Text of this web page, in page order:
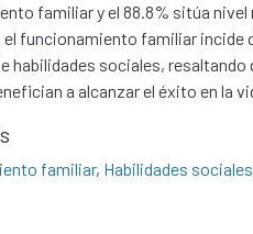
familiar y el 88.8% sitúa nivel
funcionamiento familiar incide
habilidades sociales,
a alcanzar el éxito en la
familiar, Habilidades sociales